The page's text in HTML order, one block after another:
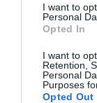
I want to
Personal
Opted In
I want to
Retention,
Personal
Purposes
Opted Out